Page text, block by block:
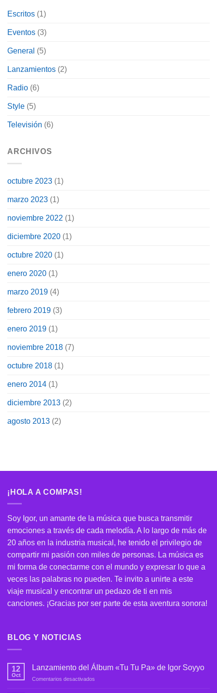
Escritos (1)
Eventos (3)
General (5)
Lanzamientos (2)
Radio (6)
Style (5)
Televisión (6)
ARCHIVOS
octubre 2023 (1)
marzo 2023 (1)
noviembre 2022 (1)
diciembre 2020 (1)
octubre 2020 (1)
enero 2020 (1)
marzo 2019 (4)
febrero 2019 (3)
enero 2019 (1)
noviembre 2018 (7)
octubre 2018 (1)
enero 2014 (1)
diciembre 2013 (2)
agosto 2013 (2)
¡HOLA A COMPAS!
Soy Igor, un amante de la música que busca transmitir
emociones a través de cada melodía. A lo largo de más de
20 años en la industria musical, he tenido el privilegio de
compartir mi pasión con miles de personas. La música es
mi forma de conectarme con el mundo y expresar lo que a
veces las palabras no pueden. Te invito a unirte a este
viaje musical y encontrar un pedazo de ti en mis
canciones. ¡Gracias por ser parte de esta aventura sonora!
BLOG Y NOTICIAS
12
Oct
Lanzamiento del Álbum «Tu Tu Pa» de Igor Soyyo
Comentarios desactivados